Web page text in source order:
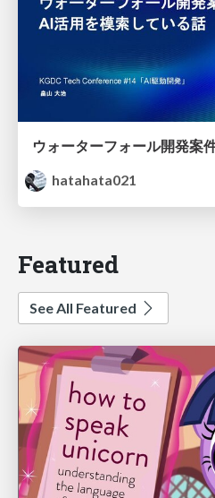
hatahata021
Featured
See All Featured